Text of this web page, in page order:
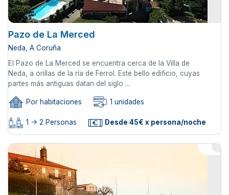
Pazo de La Merced
Neda, A Coruña
El Pazo de La Merced se encuentra cerca de la Villa de
Neda, a orillas de la ría de Ferrol. Este bello edificio, cuyas
partes más antiguas datan del siglo ...
Por habitaciones 1 unidades
1 -> 2 Personas Desde 45€ x persona/noche